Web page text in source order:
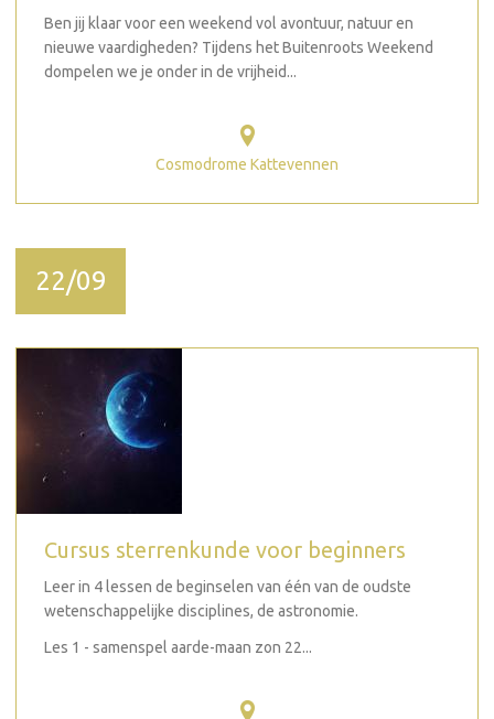
Ben jij klaar voor een weekend vol avontuur, natuur en
nieuwe vaardigheden? Tijdens het Buitenroots Weekend
dompelen we je onder in de vrijheid...
Cosmodrome Kattevennen
22/09
Cursus sterrenkunde voor beginners
Leer in 4 lessen de beginselen van één van de oudste
wetenschappelijke disciplines, de astronomie.
Les 1 - samenspel aarde-maan zon 22...